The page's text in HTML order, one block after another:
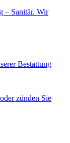
– Sanitär. Wir
Bestattung
zünden Sie